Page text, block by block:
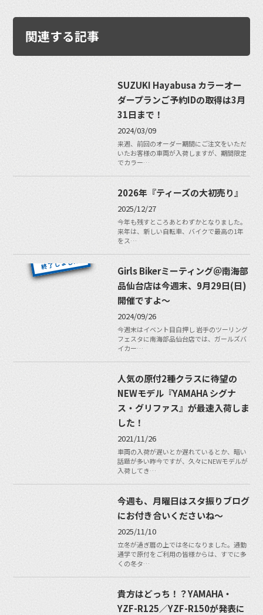
関連する記事
SUZUKI Hayabusa カラーオー
ダープランご予約IDの取得は3月
31日まで！
2024/03/09
来週、前回のオーダー期間にご注文をいただ
いたお客様の車両が入荷しますが、期間限定
でカラー…
2026年『ティーズの大初売り』
2025/12/27
今年も残すところあとわずかとなりました。
来年は、新しい自転車、バイクで最高の1年
をス…
Girls Bikerミーティング＠南海部
品仙台店は今週末、9月29日(日)
開催ですよ〜
2024/09/26
今週末はイベント目白押し 岩手のツーリング
フェスタに南海部品仙台店では、ガールズバ
イカー…
人気の原付2種クラスに待望の
NEWモデル『YAMAHA シグナ
ス・グリファス』が最速入荷しま
した！
2021/11/26
車両の入荷が遅いとか遅れているとか、暗い
話題が多い昨今ですが、久々にNEWモデルが
入荷してき…
今週も、月曜日はスタ振りブログ
にお付き合いくださいね〜
2025/11/10
立冬が過ぎ暦の上では冬になりました。通勤
通学で原付をご利用の皆様からは、すでに多
くの冬タ…
貴方はどっち！？YAMAHA・
YZF-R125／YZF-R150が発表に